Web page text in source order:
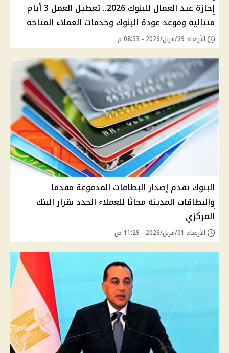
إجازة عيد العمال للبنوك 2026.. تعطيل العمل 3 أيام
متتالية وموعد عودة البنوك وخدمات العملاء المتاحة
الأربعاء 29/أبريل/2026 - 08:53 م
البنوك تقدم إصدار البطاقات المدفوعة مقدما
والبطاقات المدينة مجانًا للعملاء الجدد بقرار البنك
المركزي
الأربعاء 01/أبريل/2026 - 11:29 ص